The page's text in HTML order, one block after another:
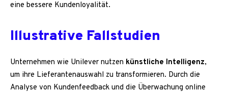
eine bessere Kundenloyalität.
Illustrative Fallstudien
Unternehmen wie Unilever nutzen künstliche Intelligenz,
um ihre Lieferantenauswahl zu transformieren. Durch die
Analyse von Kundenfeedback und die Überwachung online